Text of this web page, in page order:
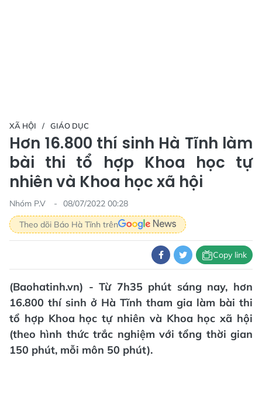
XÃ HỘI GIÁO DỤC
Hơn 16.800 thí sinh Hà Tĩnh làm
bài thi tổ hợp Khoa học tự
nhiên và Khoa học xã hội
Nhóm P.V
08/07/2022 00:28
Theo dõi Báo Hà Tĩnh trên
Copy link
(Baohatinh.vn) - Từ 7h35 phút sáng nay, hơn
16.800 thí sinh ở Hà Tĩnh tham gia làm bài thi
tổ hợp Khoa học tự nhiên và Khoa học xã hội
(theo hình thức trắc nghiệm với tổng thời gian
150 phút, mỗi môn 50 phút).